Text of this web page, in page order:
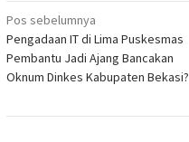
Navigasi
pos
Pos sebelumnya
Pengadaan IT di Lima Puskesmas
Pembantu Jadi Ajang Bancakan
Oknum Dinkes Kabupaten Bekasi?